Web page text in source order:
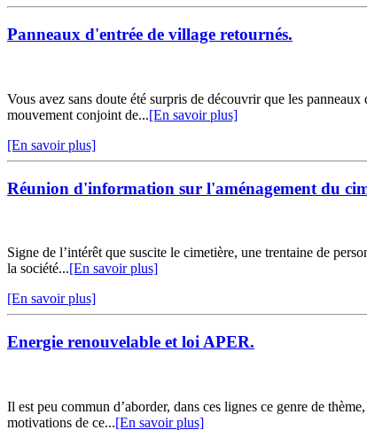
Panneaux d'entrée de village retournés.
Vous avez sans doute été surpris de découvrir que les
mouvement conjoint de...[En savoir plus]
[En savoir plus]
Réunion d'information sur l'aménagement du
Signe de l’intérêt que suscite le cimetière, une trentaine de
la société...[En savoir plus]
[En savoir plus]
Energie renouvelable et loi APER.
Il est peu commun d’aborder, dans ces lignes ce genre de
motivations de ce...[En savoir plus]